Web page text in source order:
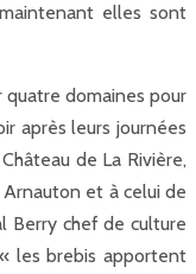
elles sont
domaines pour
après leurs journées
de La Rivière,
Arnauton et à celui de
Berry chef de culture
les brebis apportent